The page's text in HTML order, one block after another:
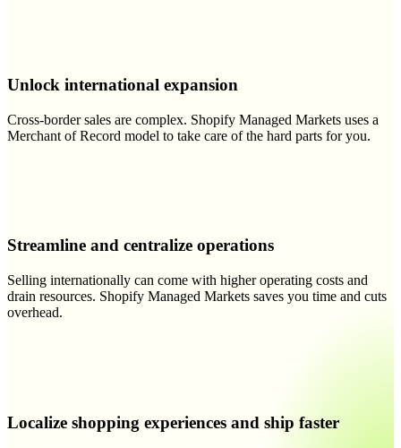
Unlock international expansion
Cross-border sales are complex. Shopify Managed Markets uses a
Merchant of Record model to take care of the hard parts for you.
Streamline and centralize operations
Selling internationally can come with higher operating costs and
drain resources. Shopify Managed Markets saves you time and cuts
overhead.
Localize shopping experiences and ship faster